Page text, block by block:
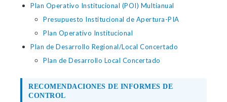
Plan Operativo Institucional (POI) Multianual
Presupuesto Institucional de Apertura-PIA
Plan Operativo Institucional
Plan de Desarrollo Regional/Local Concertado
Plan de Desarrollo Local Concertado
RECOMENDACIONES DE INFORMES DE
CONTROL